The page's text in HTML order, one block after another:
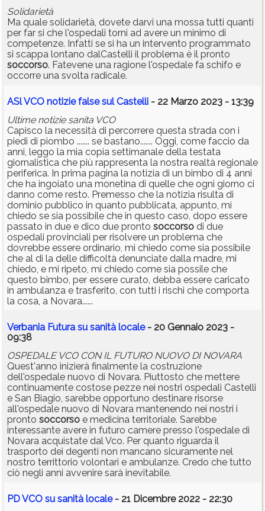
Solidarietà
Ma quale solidarietà, dovete darvi una mossa tutti quanti
per far si che l'ospedali torni ad avere un minimo di
competenze. Infatti se si ha un intervento programmato
si scappa lontano dalCastelli il problema è il pronto
soccorso. Fatevene una ragione l'ospedale fa schifo e
occorre una svolta radicale.
ASl VCO notizie false sul Castelli - 22 Marzo 2023 - 13:39
Ultime notizie sanita VCO
Capisco la necessità di percorrere questa strada con i
piedi di piombo ....... se bastano....... Oggi, come faccio da
anni, leggo la mia copia settimanale della testata
giornalistica che più rappresenta la nostra realtà regionale
periferica. In prima pagina la notizia di un bimbo di 4 anni
che ha ingoiato una monetina di quelle che ogni giorno ci
danno come resto. Premesso che la notizia risulta di
dominio pubblico in quanto pubblicata, appunto, mi
chiedo se sia possibile che in questo caso, dopo essere
passato in due e dico due pronto soccorso di due
ospedali provinciali per risolvere un problema che
dovrebbe essere ordinario, mi chiedo come sia possibile
che al di la delle difficoltà denunciate dalla madre, mi
chiedo, e mi ripeto, mi chiedo come sia possile che
questo bimbo, per essere curato, debba essere caricato
in ambulanza e trasferito, con tutti i rischi che comporta
la cosa, a Novara......
Verbania Futura su sanità locale- 20 Gennaio 2023 -
09:38
OSPEDALE VCO CON IL FUTURO NUOVO DI NOVARA
Quest'anno inizierà finalmente la costruzione
dell'ospedale nuovo di Novara. Piuttosto che mettere
continuamente costose pezze nei nostri ospedali Castelli
e San Biagio, sarebbe opportuno destinare risorse
all'ospedale nuovo di Novara mantenendo nei nostri i
pronto soccorso e medicina territoriale. Sarebbe
interessante avere in futuro camere presso l'ospedale di
Novara acquistate dal Vco. Per quanto riguarda il
trasporto dei degenti non mancano sicuramente nel
nostro territtorio volontari e ambulanze. Credo che tutto
ciò negli anni avvenire sarà inevitabile.
PD VCO su sanità locale- 21 Dicembre 2022 - 22:30